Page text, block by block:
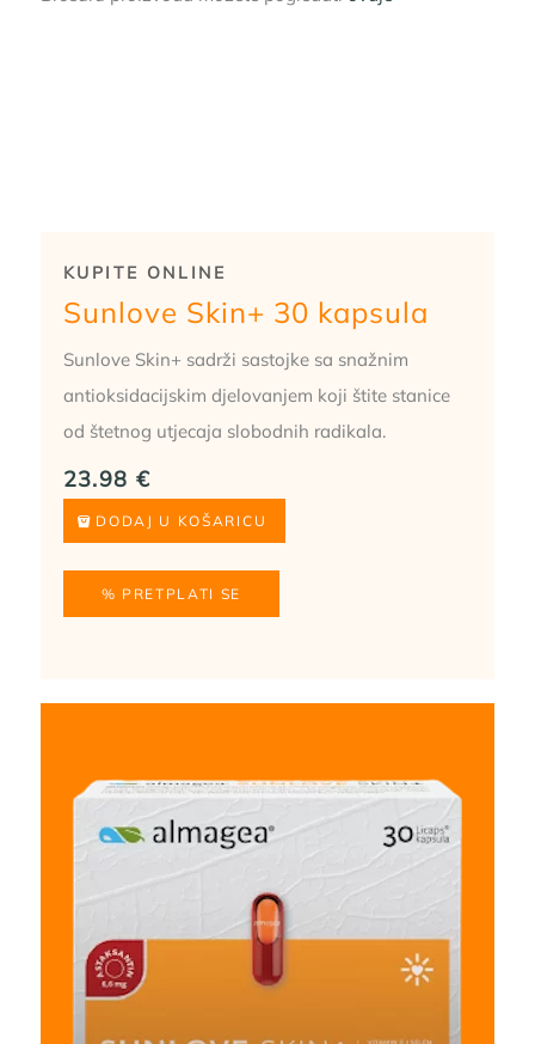
KUPITE ONLINE
Sunlove Skin+ 30 kapsula
Sunlove Skin+ sadrži sastojke sa snažnim
antioksidacijskim djelovanjem koji štite stanice
od štetnog utjecaja slobodnih radikala.
23.98€
DODAJ U KOŠARICU
% PRETPLATI SE